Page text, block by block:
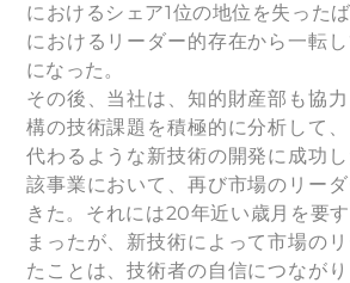
におけるシェア1位の地位を失った
におけるリーダー的存在から一転
になった。
その後、当社は、知的財産部も協
構の技術課題を積極的に分析して
代わるような新技術の開発に成功
該事業において、再び市場のリー
きた。それには20年近い歳月を要
まったが、新技術によって市場の
たことは、技術者の自信につなが